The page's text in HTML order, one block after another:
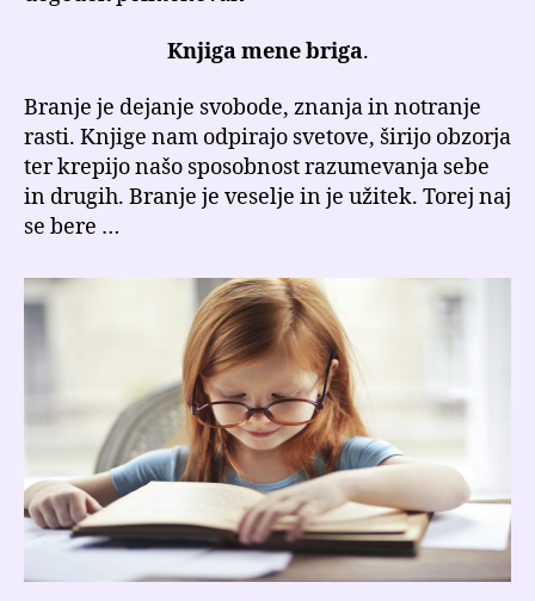
Knjiga mene briga.
Branje je dejanje svobode, znanja in notranje
rasti. Knjige nam odpirajo svetove, širijo obzorja
ter krepijo našo sposobnost razumevanja sebe
in drugih. Branje je veselje in je užitek. Torej naj
se bere …